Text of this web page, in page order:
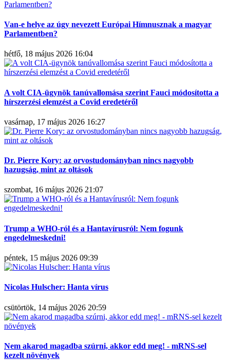
Van-e helye az úgy nevezett Európai Hímnusznak a magyar
Parlamentben?
hétfő, 18 május 2026 16:04
A volt CIA-ügynök tanúvallomása szerint Fauci módosította a
hírszerzési elemzést a Covid eredetéről
vasárnap, 17 május 2026 16:27
Dr. Pierre Kory: az orvostudományban nincs nagyobb
hazugság, mint az oltások
szombat, 16 május 2026 21:07
Trump a WHO-ról és a Hantavírusról: Nem fogunk
engedelmeskedni!
péntek, 15 május 2026 09:39
Nicolas Hulscher: Hanta vírus
csütörtök, 14 május 2026 20:59
Nem akarod magadba szúrni, akkor edd meg! - mRNS-sel
kezelt növények